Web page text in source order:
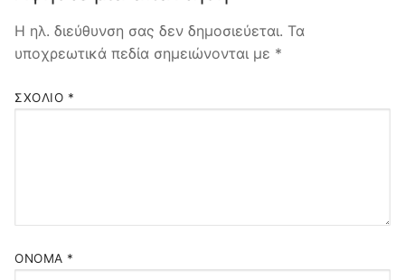
Η ηλ. διεύθυνση σας δεν δημοσιεύεται. Τα
υποχρεωτικά πεδία σημειώνονται με *
ΣΧΌΛΙΟ *
ΌΝΟΜΑ *